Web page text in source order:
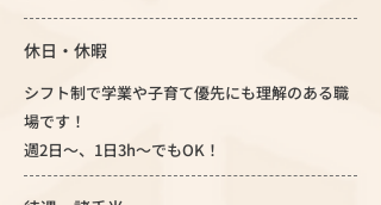
休日・休暇
シフト制で学業や子育て優先にも理解のある職
場です！
週2日～、1日3h～でもOK！